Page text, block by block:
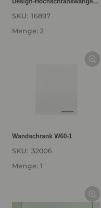
SKU: 16897
Menge: 2
Wandschrank W60-1
SKU: 32006
Menge: 1